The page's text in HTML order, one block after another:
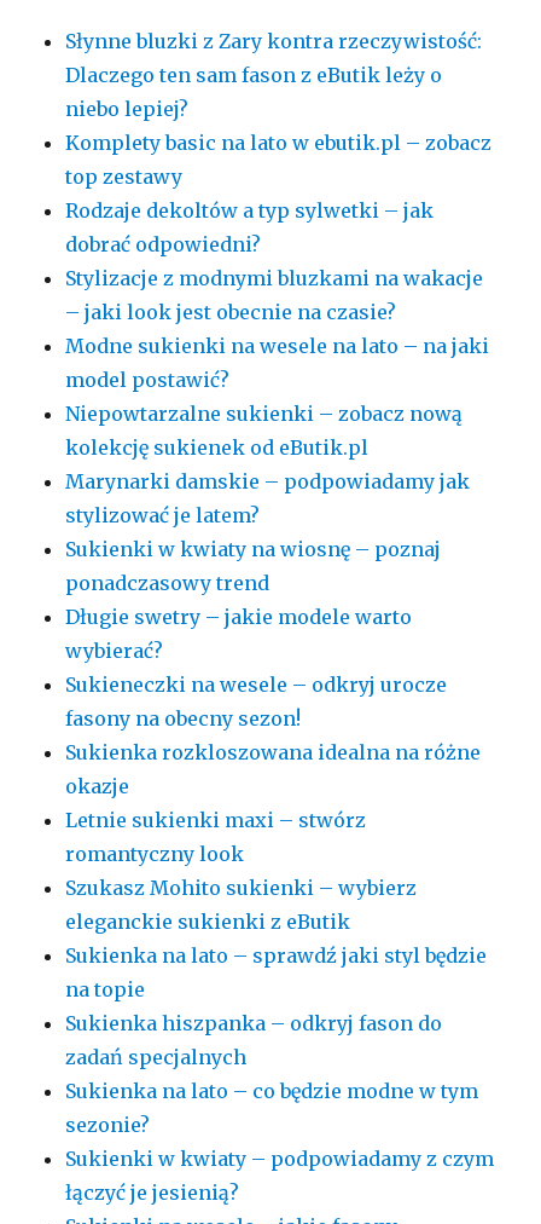
Słynne bluzki z Zary kontra rzeczywistość:
Dlaczego ten sam fason z eButik leży o
niebo lepiej?
Komplety basic na lato w ebutik.pl – zobacz
top zestawy
Rodzaje dekoltów a typ sylwetki – jak
dobrać odpowiedni?
Stylizacje z modnymi bluzkami na wakacje
– jaki look jest obecnie na czasie?
Modne sukienki na wesele na lato – na jaki
model postawić?
Niepowtarzalne sukienki – zobacz nową
kolekcję sukienek od eButik.pl
Marynarki damskie – podpowiadamy jak
stylizować je latem?
Sukienki w kwiaty na wiosnę – poznaj
ponadczasowy trend
Długie swetry – jakie modele warto
wybierać?
Sukieneczki na wesele – odkryj urocze
fasony na obecny sezon!
Sukienka rozkloszowana idealna na różne
okazje
Letnie sukienki maxi – stwórz
romantyczny look
Szukasz Mohito sukienki – wybierz
eleganckie sukienki z eButik
Sukienka na lato – sprawdź jaki styl będzie
na topie
Sukienka hiszpanka – odkryj fason do
zadań specjalnych
Sukienka na lato – co będzie modne w tym
sezonie?
Sukienki w kwiaty – podpowiadamy z czym
łączyć je jesienią?